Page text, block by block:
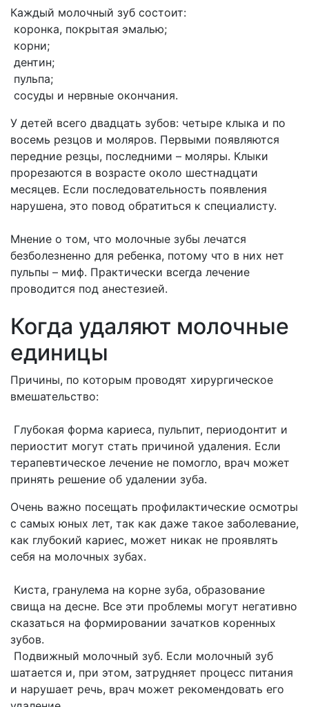
Каждый молочный зуб состоит:
коронка, покрытая эмалью;
корни;
дентин;
пульпа;
сосуды и нервные окончания.
У детей всего двадцать зубов: четыре клыка и по
восемь резцов и моляров. Первыми появляются
передние резцы, последними – моляры. Клыки
прорезаются в возрасте около шестнадцати
месяцев. Если последовательность появления
нарушена, это повод обратиться к специалисту.
Мнение о том, что молочные зубы лечатся
безболезненно для ребенка, потому что в них нет
пульпы – миф. Практически всегда лечение
проводится под анестезией.
Когда удаляют молочные
единицы
Причины, по которым проводят хирургическое
вмешательство:
Глубокая форма кариеса, пульпит, периодонтит и
периостит могут стать причиной удаления. Если
терапевтическое лечение не помогло, врач может
принять решение об удалении зуба.
Очень важно посещать профилактические осмотры
с самых юных лет, так как даже такое заболевание,
как глубокий кариес, может никак не проявлять
себя на молочных зубах.
Киста, гранулема на корне зуба, образование
свища на десне. Все эти проблемы могут негативно
сказаться на формировании зачатков коренных
зубов.
Подвижный молочный зуб. Если молочный зуб
шатается и, при этом, затрудняет процесс питания
и нарушает речь, врач может рекомендовать его